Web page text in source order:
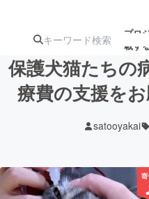
プロ
載す
ターン
ジェクト
アート・写真
保護犬猫たちの
療費の支援を
satooyakai